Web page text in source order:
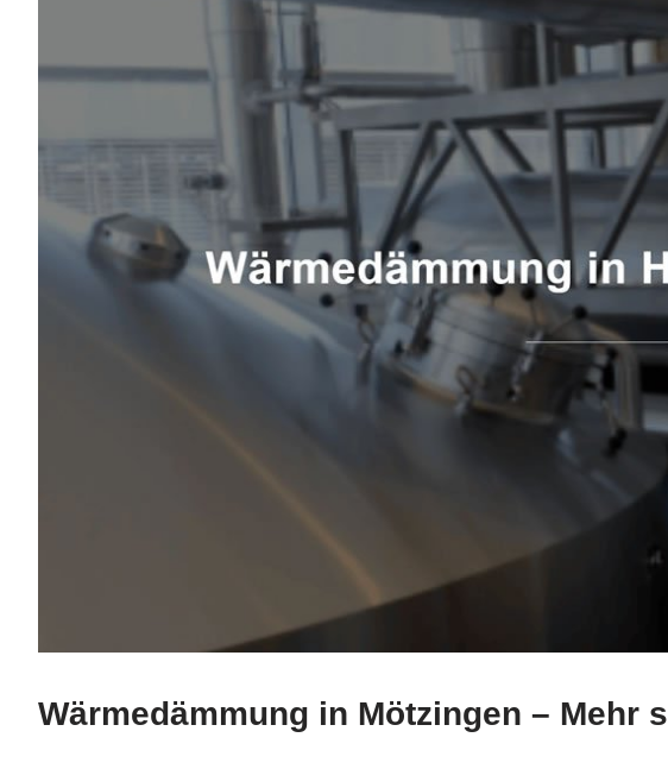
Wärmedämmung in Mötzingen – Mehr